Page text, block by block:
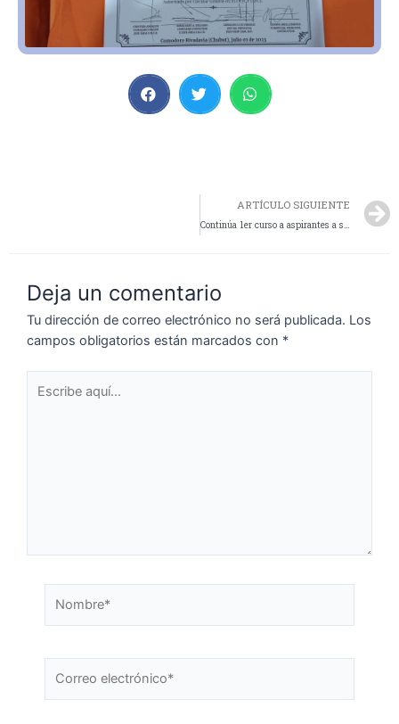
ARTÍCULO SIGUIENTE
Continúa 1er curso a aspirantes a sub ayudantes
Deja un comentario
Tu dirección de correo electrónico no será publicada. Los
campos obligatorios están marcados con *